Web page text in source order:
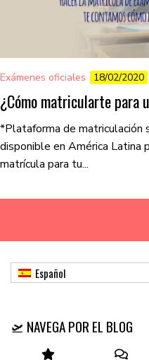
Exámenes oficiales 18/02/2020
¿Cómo matricularte para
*Plataforma de matriculación
disponible en América Latina
matrícula para tu...
Español
🛫 NAVEGA POR EL BLOG